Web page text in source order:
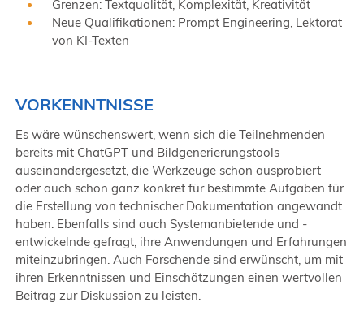
Grenzen: Textqualität, Komplexität, Kreativität
Neue Qualifikationen: Prompt Engineering, Lektorat
von KI-Texten
VORKENNTNISSE
Es wäre wünschenswert, wenn sich die Teilnehmenden
bereits mit ChatGPT und Bildgenerierungstools
auseinandergesetzt, die Werkzeuge schon ausprobiert
oder auch schon ganz konkret für bestimmte Aufgaben für
die Erstellung von technischer Dokumentation angewandt
haben. Ebenfalls sind auch Systemanbietende und -
entwickelnde gefragt, ihre Anwendungen und Erfahrungen
miteinzubringen. Auch Forschende sind erwünscht, um mit
ihren Erkenntnissen und Einschätzungen einen wertvollen
Beitrag zur Diskussion zu leisten.